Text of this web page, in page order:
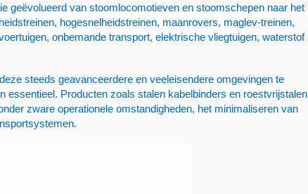
geëvolueerd van stoomlocomotieven en stoomschepen naar het
hogesnelheidstreinen, maanrovers, maglev-treinen,
onbemande transport, elektrische vliegtuigen, waterstof
steeds geavanceerdere en veeleisendere omgevingen te
essentieel. Producten zoals stalen kabelbinders en roestvrijstalen
zware operationele omstandigheden, het minimaliseren van